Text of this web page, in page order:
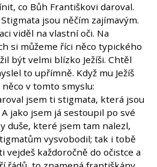
co Bůh Františkovi daroval.
jsou něčím zajímavým.
viděl na vlastní oči. Na
si můžeme říci něco typického
být velmi blízko Ježíši. Chtěl
to upřímně. Když mu Ježíš
v tomto smyslu:
jsem ti stigmata, která jsou
jako jsem já sestoupil po své
duše, které jsem tam nalezl,
vysvobodil; tak i tobě
vejdeš každoročně do očistce a